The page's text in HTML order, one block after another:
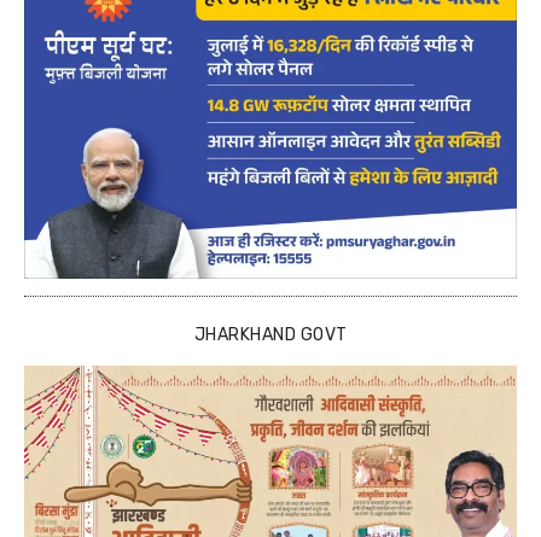
JHARKHAND GOVT